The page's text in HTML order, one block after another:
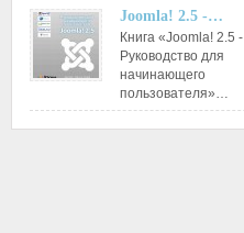
Joomla! 2.5 -…
Книга «Joomla! 2.5 -
Руководство для
начинающего
пользователя»…